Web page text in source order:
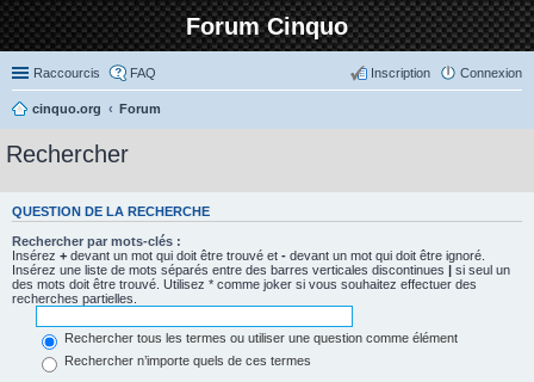
Forum Cinquo
Raccourcis FAQ Connexion
Inscription
cinquo.org Forum
Rechercher
QUESTION DE LA RECHERCHE
Rechercher par mots-clés :
Insérez + devant un mot qui doit être trouvé et - devant un mot qui doit être ignoré.
Insérez une liste de mots séparés entre des barres verticales discontinues | si seul un
des mots doit être trouvé. Utilisez * comme joker si vous souhaitez effectuer des
recherches partielles.
Rechercher tous les termes ou utiliser une question comme élément
Rechercher n’importe quels de ces termes